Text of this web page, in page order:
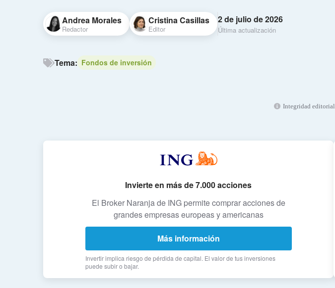
Andrea Morales
Redactor
Cristina Casillas
Editor
2 de julio de 2026
Última actualización
Tema: Fondos de inversión
Integridad editorial
Invierte en más de 7.000 acciones
El Broker Naranja de ING permite comprar acciones de
grandes empresas europeas y americanas
Más información
Invertir implica riesgo de pérdida de capital. El valor de tus inversiones
puede subir o bajar.